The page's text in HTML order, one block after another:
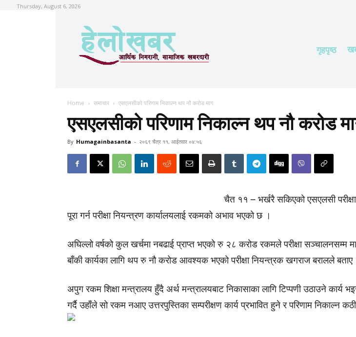
Thursday, August 6, 2026
गृहपृष्ठ
Home समाचार एसएलसीको परिणाम निकाल्न थप नौ करोड माग
एसएलसीको परिणाम निकाल्न थप नौ करोड
By Humagainbasanta - २०६९ चैत्र ११, आईतवार ०४:५६
चैत ११ – भर्खरै सकिएको एसएलसी
पूरा गर्न परीक्षा नियन्त्रण कार्यालयलाई रकमको अभाव भएको छ ।
अघिल्लो वर्षको कुल खर्चमा नबढाई प्राप्त भएको रु २८ करोड रकमले परीक्षा सञ्चालनसम्म
बाँकी कार्यका लागि थप रु नौ करोड आवश्यक भएको परीक्षा नियन्त्रक खगराज बरालले बताए
अपुग रकम शिक्षा मन्त्रालय हुँदै अर्थ मन्त्रालयबाट निकासाका लागि टिप्पणी उठाउने कार्य
गर्दै उहाँले सो रकम नआए उत्तरपुस्तिका सम्परीक्षण कार्य प्रभावित हुने र परिणाम निकाल्न